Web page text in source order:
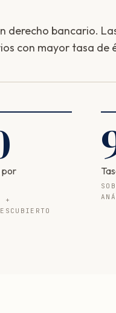
derecho bancario.
con mayor tasa de
por
+